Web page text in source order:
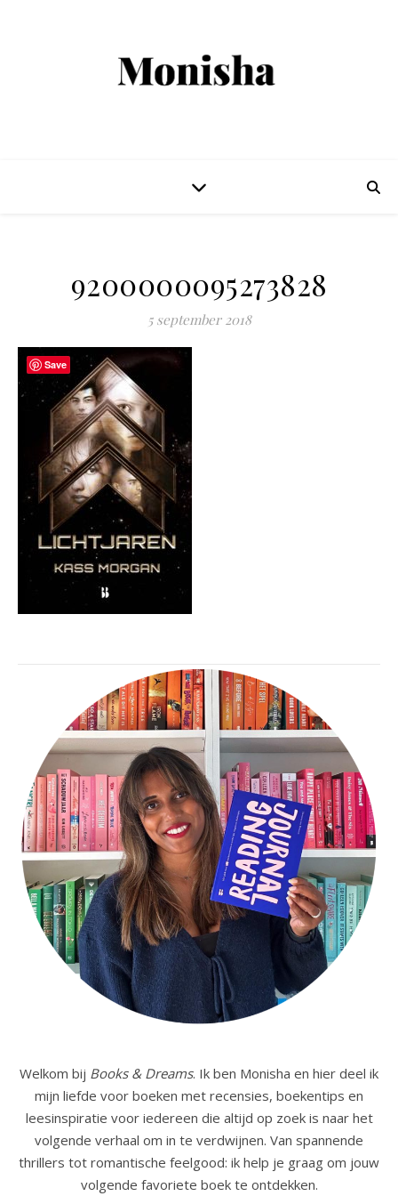
9200000095273828
5 september 2018
Welkom bij Books & Dreams. Ik ben Monisha en hier deel ik
mijn liefde voor boeken met recensies, boekentips en
leesinspiratie voor iedereen die altijd op zoek is naar het
volgende verhaal om in te verdwijnen. Van spannende
thrillers tot romantische feelgood: ik help je graag om jouw
volgende favoriete boek te ontdekken.
Save